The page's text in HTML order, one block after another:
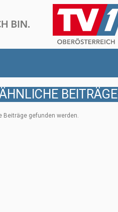
BEITRÄGE
Beiträge gefunden werden.